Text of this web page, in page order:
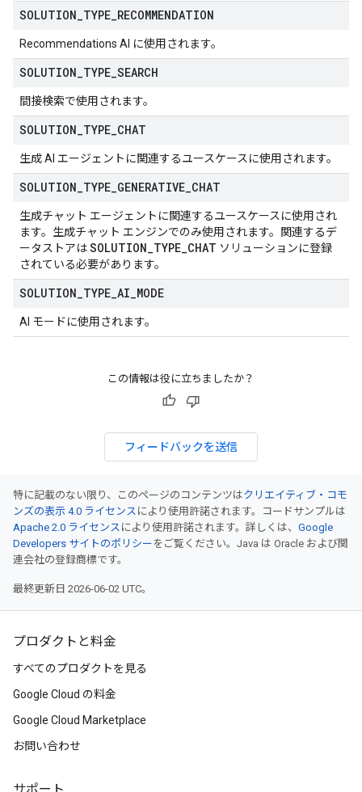
SOLUTION TYPE RECOMMENDATION
Recommendations AI に使用されます。
SOLUTION TYPE SEARCH
間接検索で使用されます。
SOLUTION TYPE CHAT
生成 AI エージェントに関連するユースケースに使用されます。
SOLUTION TYPE GENERATIVE CHAT
生成チャット エージェントに関連するユースケースに使用され
ます。生成チャット エンジンでのみ使用されます。関連するデ
ータストアはSOLUTION_TYPE_CHAT ソリューションに登録
されている必要があります。
SOLUTION TYPE AI MODE
AI モードに使用されます。
この情報は役に立ちましたか？
フィードバックを送信
特に記載のない限り、このページのコンテンツはクリエイティブ・コモ
ンズの表示 4.0 ライセンス により使用許諾されます。コードサンプルは
Apache 2.0 ライセンス により使用許諾されます。詳しくは、 Google
Developers サイトのポリシー をご覧ください。Java は Oracle および関
連会社の登録商標です。
最終更新日 2026-06-02 UTC。
プロダクトと料金
すべてのプロダクトを見る
Google Cloud の料金
Google Cloud Marketplace
お問い合わせ